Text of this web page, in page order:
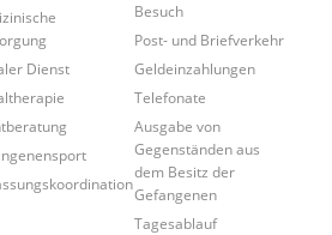
Dienst
Besuch
Post- und Briefverkehr
Geldeinzahlungen
Telefonate
Ausgabe von
Gegenständen aus
dem Besitz der
Gefangenen
Tagesablauf